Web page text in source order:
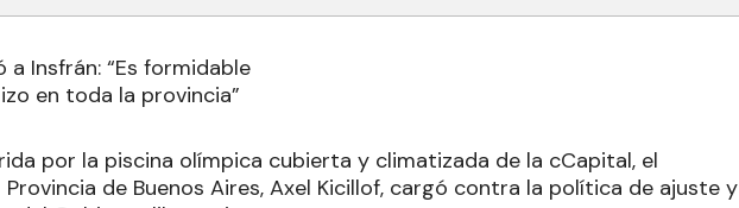
a Insfrán: “Es formidable
en toda la provincia”
por la piscina olímpica cubierta y climatizada de la cCapital, el
de Buenos Aires, Axel Kicillof, cargó contra la política de ajuste y